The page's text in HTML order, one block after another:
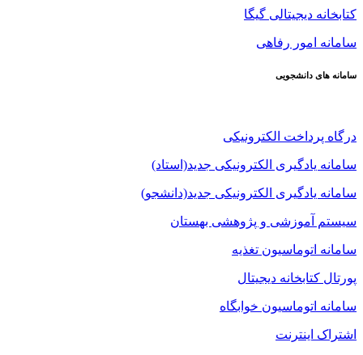
کتابخانه دیجیتالی گیگا
سامانه امور رفاهی
سامانه های دانشجویی
درگاه پرداخت الکترونیکی
سامانه یادگیری الکترونیکی جدید(استاد)
سامانه یادگیری الکترونیکی جدید(دانشجو)
سیستم آموزشی و پژوهشی بهستان
سامانه اتوماسیون تغذیه
پورتال کتابخانه دیجیتال
سامانه اتوماسیون خوابگاه
اشتراک اینترنت